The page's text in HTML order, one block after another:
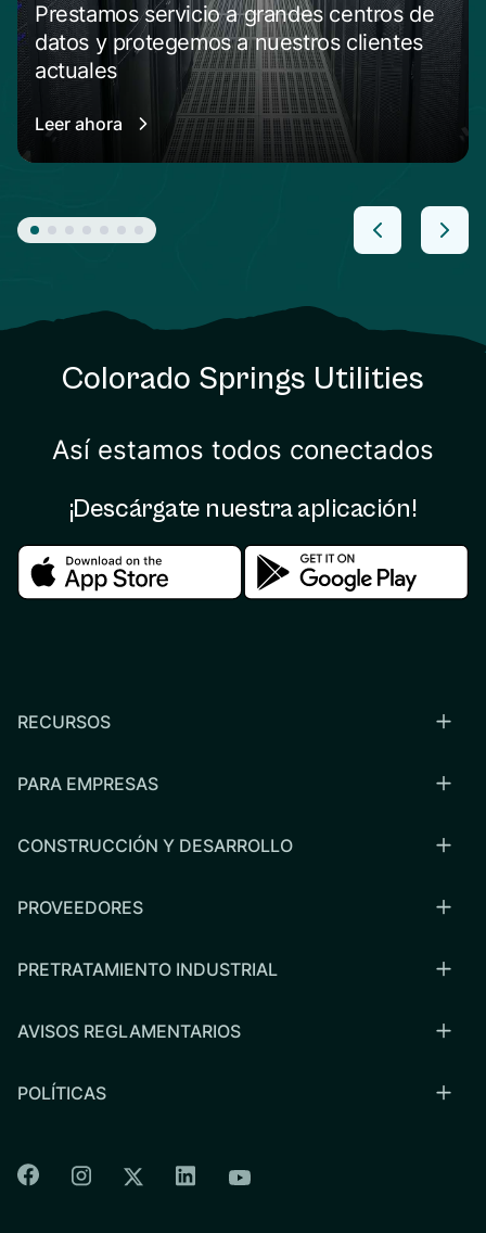
Prestamos servicio a grandes centros de
datos y protegemos a nuestros clientes
actuales
Leer ahora
Colorado Springs Utilities
Así estamos todos conectados
¡Descárgate nuestra aplicación!
Download in the apple storeDownload in the
RECURSOS
PARA EMPRESAS
CONSTRUCCIÓN Y DESARROLLO
PROVEEDORES
PRETRATAMIENTO INDUSTRIAL
AVISOS REGLAMENTARIOS
POLÍTICAS
Colorado Springs Facebook
Colorado Springs Instagram
Colorado Springs Twitter
Colorado Springs Linkedin
Colorado Springs